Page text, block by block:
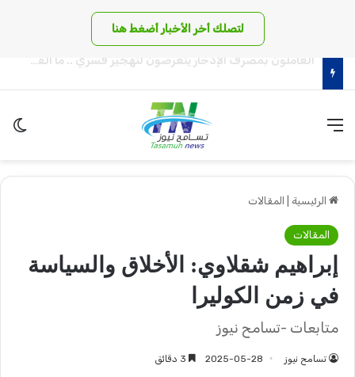
لتصلك أخر الأخبار أضغط هنا
القائمة
الرئيسية المقالات
المقالات
إبراهيم شقلاوي: الأخلاق والسياسة
في زمن الكوليرا
متابعات -تسامح نيوز
تسامح نيوز 2025-05-28